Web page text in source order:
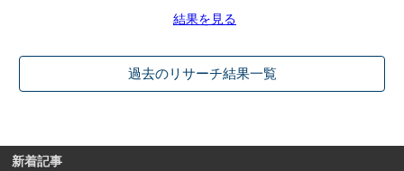
結果を見る
過去のリサーチ結果一覧
新着記事